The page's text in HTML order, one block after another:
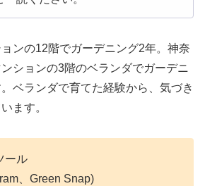
ンの12階でガーデニング2年。神奈
ションの3階のベランダでガーデニ
ベランダで育てた経験から、気づき
ます。
ール
、Green Snap)